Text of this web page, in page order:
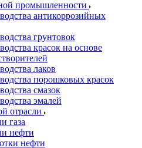
промышленности
антикоррозийных
грунтовок
красок на основе
лаков
порошковых красок
смазок
эмалей
отрасли
газа
нефти
нефти